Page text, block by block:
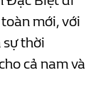
mới, với
sự thời
cả nam và